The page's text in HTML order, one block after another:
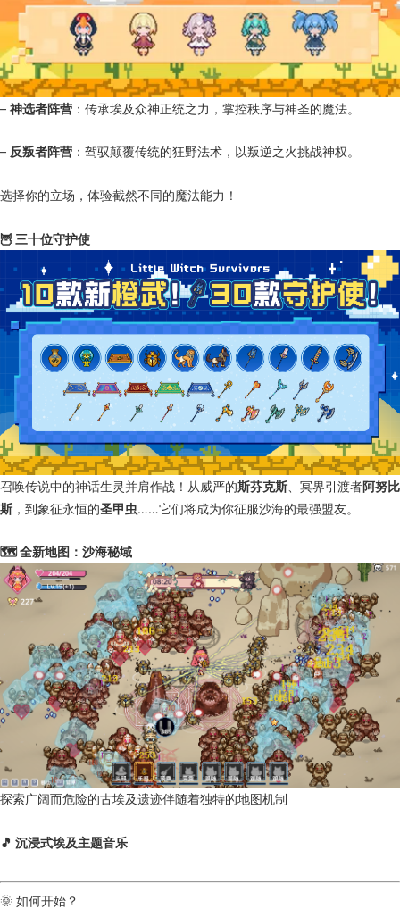
– 神选者阵营 ：传承埃及众神正统之力，掌控秩序与神圣的魔法。
– 反叛者阵营 ：驾驭颠覆传统的狂野法术，以叛逆之火挑战神权。
选择你的立场，体验截然不同的魔法能力！
🦉 三十位守护使
召唤传说中的神话生灵并肩作战！从威严的斯芬克斯 、冥界引渡者阿努比
斯 ，到象征永恒的圣甲虫……它们将成为你征服沙海的最强盟友。
🗺️ 全新地图：沙海秘域
探索广阔而危险的古埃及遗迹伴随着独特的地图机制
🎵 沉浸式埃及主题音乐
🌞 如何开始？